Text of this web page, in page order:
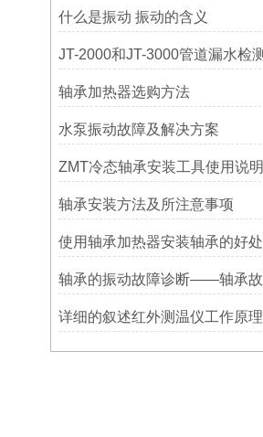
什么是振动 振动的含义
轴承加热器选购方法
水泵振动故障及解决方案
ZMT冷态轴承安装工具使用说明
轴承安装方法及所注意事项